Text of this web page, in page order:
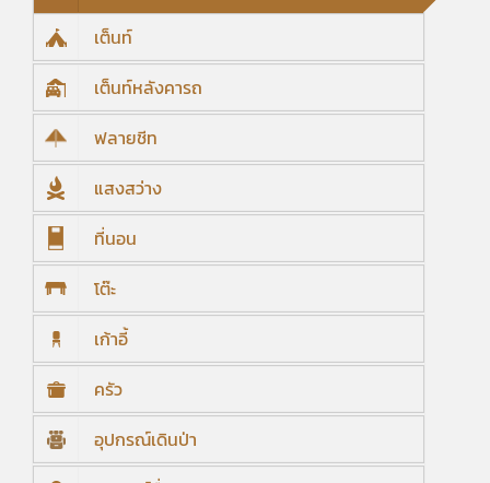
เต็นท์
เต็นท์หลังคารถ
ฟลายชีท
แสงสว่าง
ที่นอน
โต๊ะ
เก้าอี้
ครัว
อุปกรณ์เดินป่า